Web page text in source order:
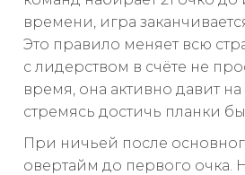
времени, игра
Это правило меняет всю
с лидерством в счёте не
время, она активно давит
стремясь достичь планки
При ничьей после
овертайм до первого очка.